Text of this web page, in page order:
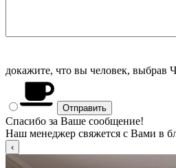
докажите, что вы человек, выбрав
Спасибо за Ваше сообщение!
Наш менеджер свяжется с Вами в